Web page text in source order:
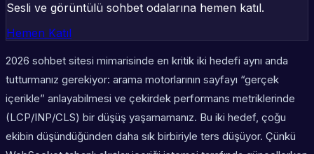
Sesli ve görüntülü sohbet odalarına hemen katıl.
Hemen Katıl
2026 sohbet sitesi mimarisinde en kritik iki hedefi aynı anda
tutturmanız gerekiyor: arama motorlarının sayfayı “gerçek
içerikle” anlayabilmesi ve çekirdek performans metriklerinde
(LCP/INP/CLS) bir düşüş yaşamamanız. Bu iki hedef, çoğu
ekibin düşündüğünden daha sık birbiriyle ters düşüyor. Çünkü